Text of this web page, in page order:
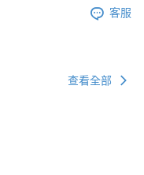
客服
查看全部